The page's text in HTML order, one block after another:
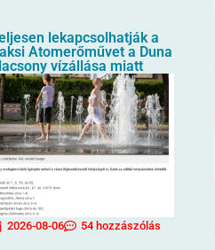
lekapcsolhatják a
Atomerőművet a Duna
vízállása miatt
2026-08-06 54 hozzászólás